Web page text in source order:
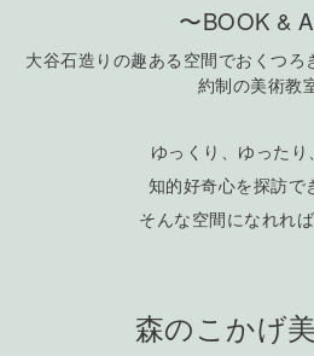
〜BOOK &
大谷石造りの趣ある空間でおくつ
約制の美術教
ゆっくり、ゆった
知的好奇心を探訪で
そんな空間になれれば
森のこかげ